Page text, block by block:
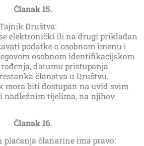
Članak 15.
Društva.
elektronički ili na drugi prikladan
podatke o osobnom imenu i
osobnom identifikacijskom
datumu pristupanja
članstva u Društvu.
mora biti dostupan na uvid svim
nadležnim tijelima, na njihov
Članak 16.
plaćanja članarine ima pravo: